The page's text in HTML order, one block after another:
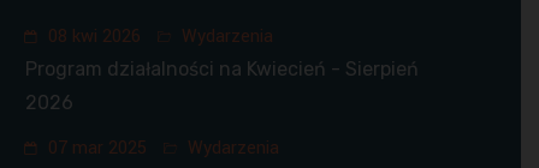
08 kwi 2026 Wydarzenia
Program działalności na Kwiecień - Sierpień
2026
07 mar 2025 Wydarzenia